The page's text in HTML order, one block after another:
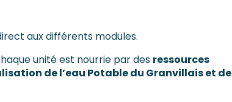
aux différents modules.
unité est nourrie par des ressources
de l’eau Potable du Granvillais et de